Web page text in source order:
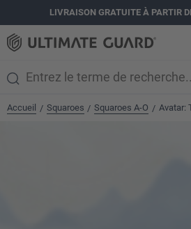
principalLIVRAISON GRATUITE À PARTIR
Accueil / Squaroes / Squaroes A-O / Avatar: